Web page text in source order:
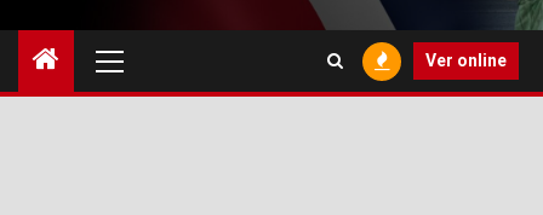
principal
Ver online